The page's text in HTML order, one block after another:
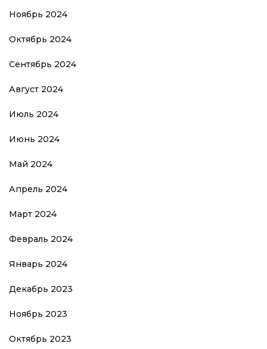
Ноябрь 2024
Октябрь 2024
Сентябрь 2024
Август 2024
Июль 2024
Июнь 2024
Май 2024
Апрель 2024
Март 2024
Февраль 2024
Январь 2024
Декабрь 2023
Ноябрь 2023
Октябрь 2023